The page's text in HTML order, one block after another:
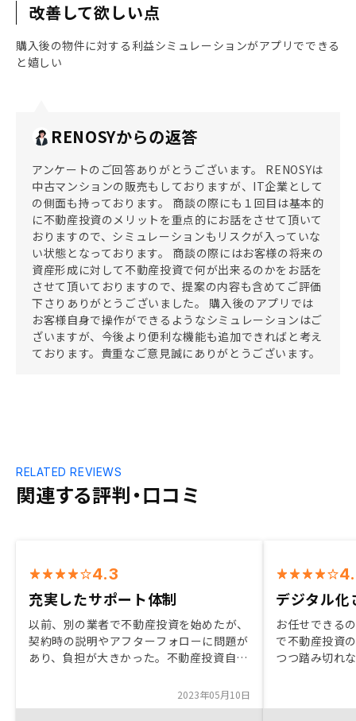
改善して欲しい点
購入後の物件に対する利益シミュレーションがアプリでできる
と嬉しい
RENOSYからの返答
アンケートのご回答ありがとうございます。 RENOSYは
中古マンションの販売もしておりますが、IT企業として
の側面も持っております。 商談の際にも１回目は基本的
に不動産投資のメリットを重点的にお話をさせて頂いて
おりますので、シミュレーションもリスクが入っていな
い状態となっております。 商談の際にはお客様の将来の
資産形成に対して不動産投資で何が出来るのかをお話を
させて頂いておりますので、提案の内容も含めてご評価
下さりありがとうございました。 購入後のアプリでは
お客様自身で操作ができるようなシミュレーションはご
ざいますが、今後より便利な機能も追加できればと考え
ております。貴重なご意見誠にありがとうございます。
関連する評判・口コミ
RELATED REVIEWS
4.3
充実したサポート体制
以前、別の業者で不動産投資を始めたが、
契約時の説明やアフターフォローに問題が
あり、負担が大きかった。不動産投資自体
があったので、説明を聞いてみたところ、
前回の業者とは比べ物にならないほどサポ
2023年05月10日
デジタル化
お任せできる
で不動産投資
つつ踏み切れ
タル化されて